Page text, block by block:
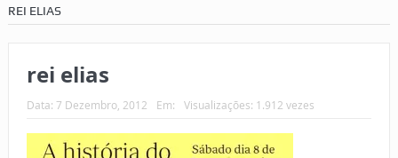
REI ELIAS
rei elias
Data: 7 Dezembro, 2012 Em: Visualizações: 1.912 vezes